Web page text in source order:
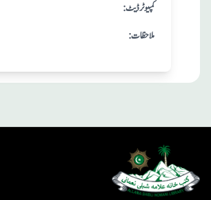
:کمپیوٹر ڈیٹ
:ملاحظات